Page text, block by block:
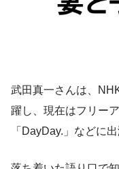
武田真一さんは、
躍し、現在はフリー
「DayDay.」などに